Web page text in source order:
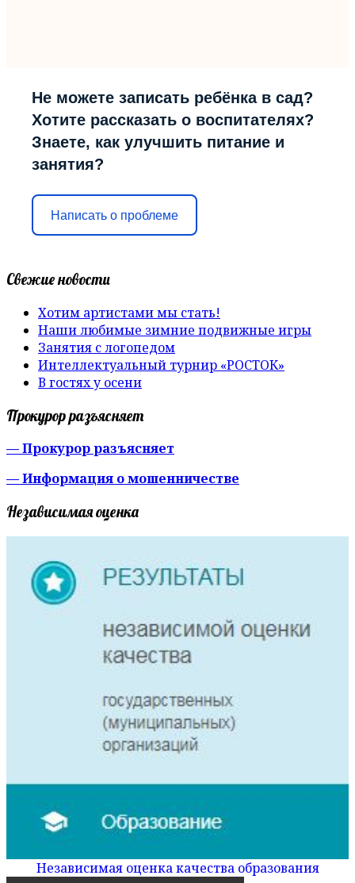
Не можете записать ребёнка в сад?
Хотите рассказать о воспитателях?
Знаете, как улучшить питание и
занятия?
Написать о проблеме
Свежие новости
Хотим артистами мы стать!
Наши любимые зимние подвижные игры
Занятия с логопедом
Интеллектуальный турнир «РОСТОК»
В гостях у осени
Прокурор разъясняет
— Прокурор разъясняет
— Информация о мошенничестве
Независимая оценка
Независимая оценка качества образования